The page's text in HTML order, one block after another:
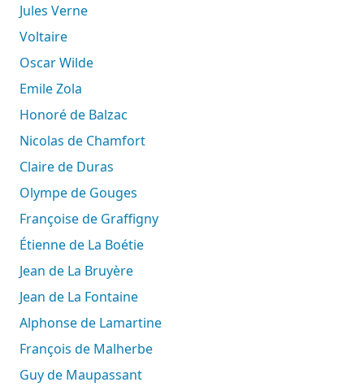
Jules Verne
Voltaire
Oscar Wilde
Emile Zola
Honoré de Balzac
Nicolas de Chamfort
Claire de Duras
Olympe de Gouges
Françoise de Graffigny
Étienne de La Boétie
Jean de La Bruyère
Jean de La Fontaine
Alphonse de Lamartine
François de Malherbe
Guy de Maupassant